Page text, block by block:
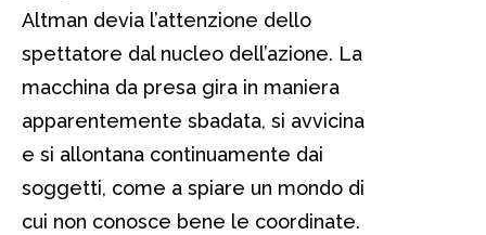
Altman devia l’attenzione dello
spettatore dal nucleo dell’azione. La
macchina da presa gira in maniera
apparentemente sbadata, si avvicina
e si allontana continuamente dai
soggetti, come a spiare un mondo di
cui non conosce bene le coordinate.